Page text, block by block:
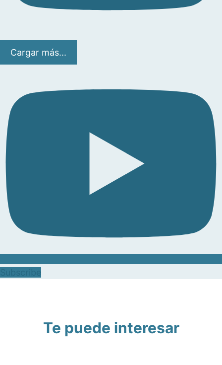
Cargar más...
Te puede interesar